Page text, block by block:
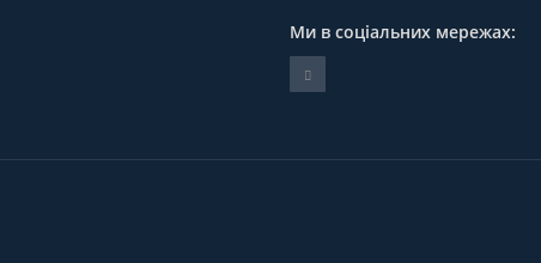
Ми в соціальних мережах: